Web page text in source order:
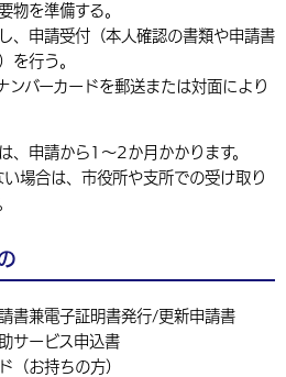
物を準備する。
、申請受付（本人確認の書類や申請書
を行う。
ンバーカードを郵送または対面により
、申請から1～2か月かかります。
場合は、市役所や支所での受け取り
書兼電子証明書発行/更新申請書
サービス申込書
（お持ちの方）